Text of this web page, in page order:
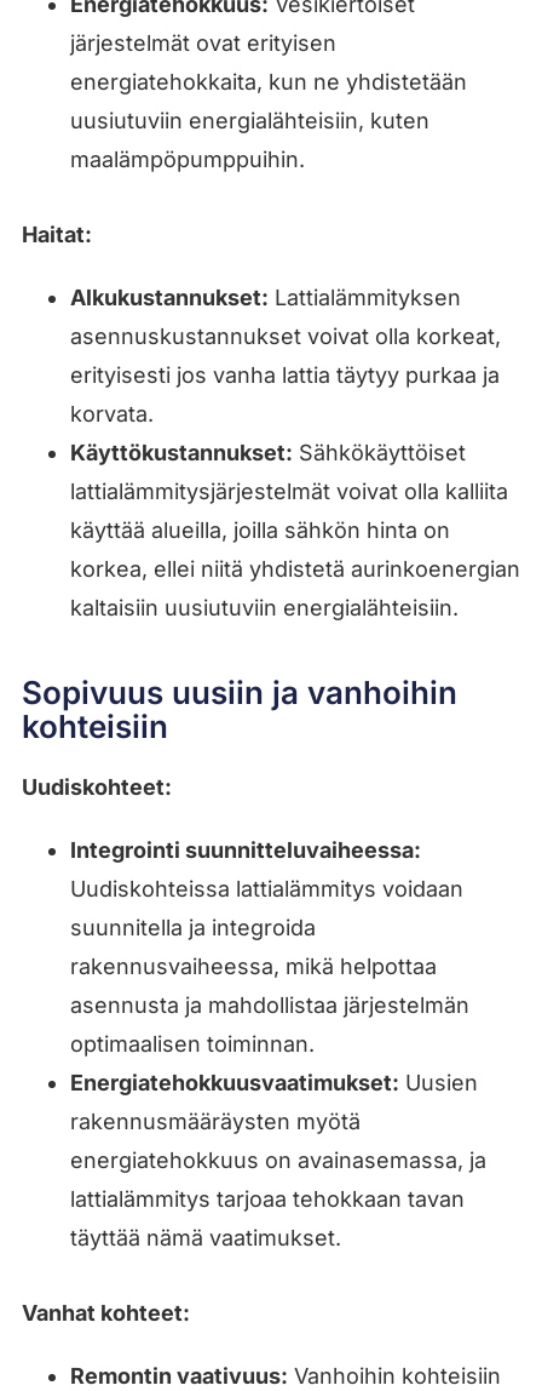
järjestelmät ovat erityisen
energiatehokkaita, kun ne yhdistetään
uusiutuviin energialähteisiin, kuten
maalämpöpumppuihin.
Haitat:
Alkukustannukset: Lattialämmityksen
asennuskustannukset voivat olla korkeat,
erityisesti jos vanha lattia täytyy purkaa ja
korvata.
Käyttökustannukset: Sähkökäyttöiset
lattialämmitysjärjestelmät voivat olla kalliita
käyttää alueilla, joilla sähkön hinta on
korkea, ellei niitä yhdistetä aurinkoenergian
kaltaisiin uusiutuviin energialähteisiin.
Sopivuus uusiin ja vanhoihin
kohteisiin
Uudiskohteet:
Integrointi suunnitteluvaiheessa:
Uudiskohteissa lattialämmitys voidaan
suunnitella ja integroida
rakennusvaiheessa, mikä helpottaa
asennusta ja mahdollistaa järjestelmän
optimaalisen toiminnan.
Energiatehokkuusvaatimukset: Uusien
rakennusmääräysten myötä
energiatehokkuus on avainasemassa, ja
lattialämmitys tarjoaa tehokkaan tavan
täyttää nämä vaatimukset.
Vanhat kohteet:
Remontin vaativuus: Vanhoihin kohteisiin